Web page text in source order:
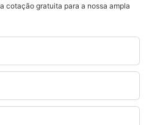
cotação gratuita para a nossa ampla